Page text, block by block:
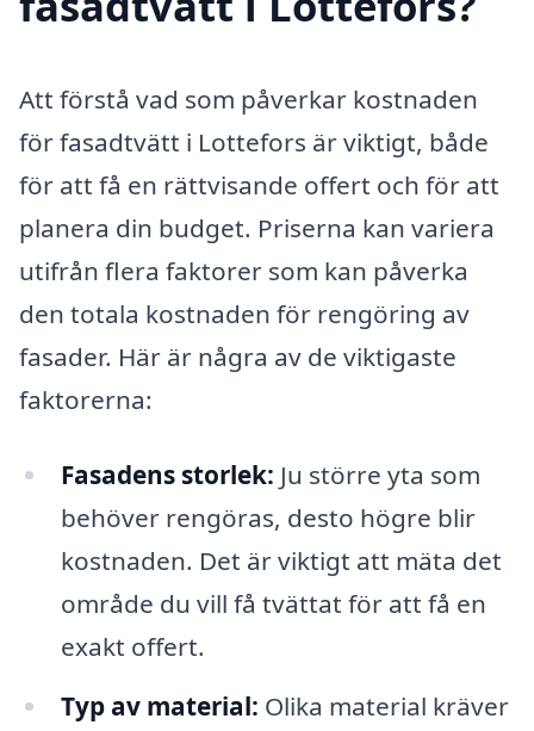
Att förstå vad som påverkar kostnaden
för fasadtvätt i Lottefors är viktigt, både
för att få en rättvisande offert och för att
planera din budget. Priserna kan variera
utifrån flera faktorer som kan påverka
den totala kostnaden för rengöring av
fasader. Här är några av de viktigaste
faktorerna:
Fasadens storlek: Ju större yta som
behöver rengöras, desto högre blir
kostnaden. Det är viktigt att mäta det
område du vill få tvättat för att få en
exakt offert.
Typ av material: Olika material kräver